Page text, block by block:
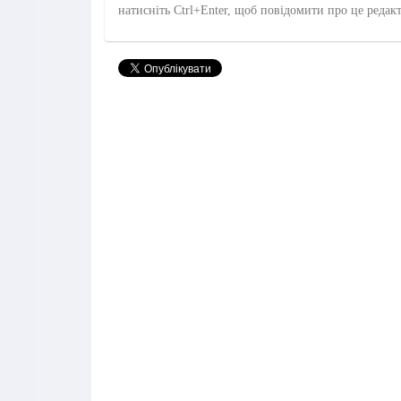
натисніть Ctrl+Enter, щоб повідомити про це